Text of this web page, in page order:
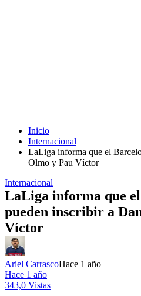
Inicio
Internacional
LaLiga informa que el
Olmo y Pau Víctor
Internacional
LaLiga informa que
pueden inscribir a
Víctor
Ariel CarrascoHace 1 año
Hace 1 año
343,0 Vistas